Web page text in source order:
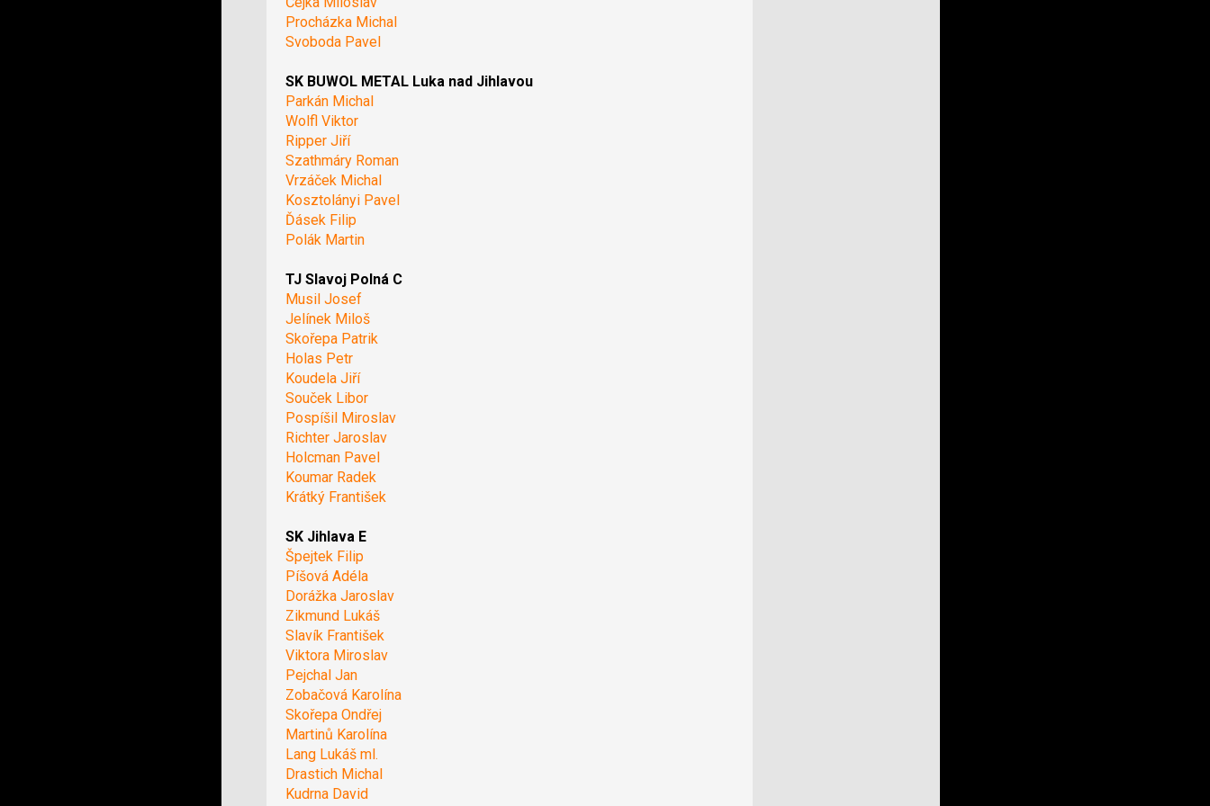
Procházka Michal
Svoboda Pavel
SK BUWOL METAL Luka nad Jihlavou
Parkán Michal
Wolfl Viktor
Ripper Jiří
Szathmáry Roman
Vrzáček Michal
Kosztolányi Pavel
Ďásek Filip
Polák Martin
TJ Slavoj Polná C
Musil Josef
Jelínek Miloš
Skořepa Patrik
Holas Petr
Koudela Jiří
Souček Libor
Pospíšil Miroslav
Richter Jaroslav
Holcman Pavel
Koumar Radek
Krátký František
SK Jihlava E
Špejtek Filip
Píšová Adéla
Dorážka Jaroslav
Zikmund Lukáš
Slavík František
Viktora Miroslav
Pejchal Jan
Zobačová Karolína
Skořepa Ondřej
Martinů Karolína
Lang Lukáš ml.
Drastich Michal
Kudrna David